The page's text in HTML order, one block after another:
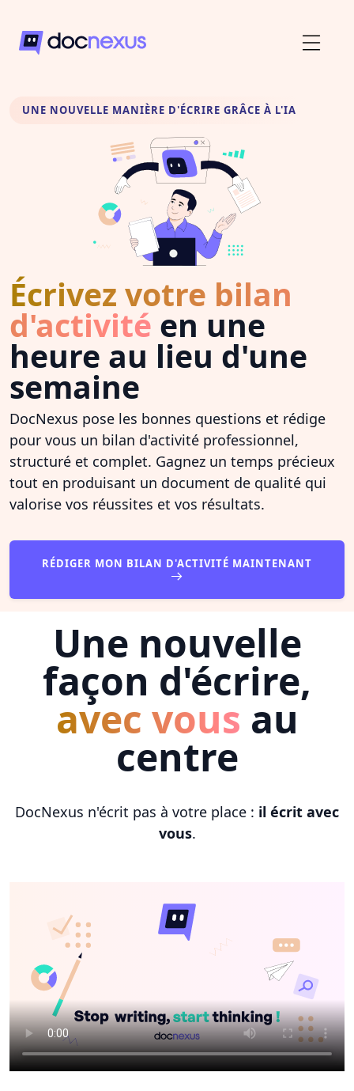
UNE NOUVELLE MANIÈRE D'ÉCRIRE GRÂCE À L'IA
Écrivez votre bilan
d'activité en une
heure au lieu d'une
semaine
DocNexus pose les bonnes questions et rédige
pour vous un bilan d'activité professionnel,
structuré et complet. Gagnez un temps précieux
tout en produisant un document de qualité qui
valorise vos réussites et vos résultats.
RÉDIGER MON BILAN D'ACTIVITÉ MAINTENANT
Une nouvelle
façon d'écrire,
avec vous au
centre
DocNexus n'écrit pas à votre place : il écrit avec
vous.